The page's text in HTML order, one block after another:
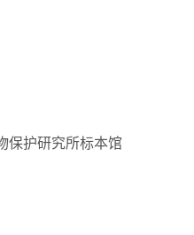
保护研究所标本馆